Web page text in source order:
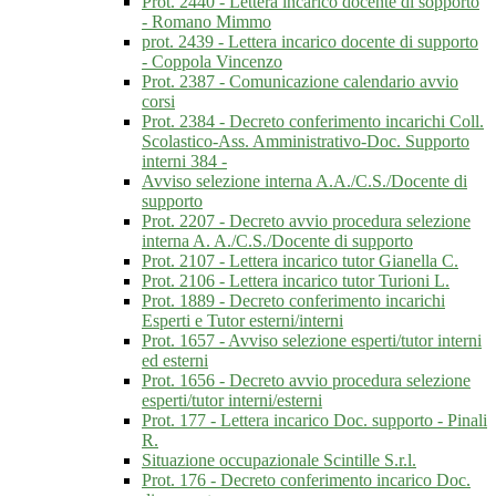
- Romano Mimmo
prot. 2439 - Lettera incarico docente di supporto
- Coppola Vincenzo
Prot. 2387 - Comunicazione calendario avvio
corsi
Prot. 2384 - Decreto conferimento incarichi Coll.
Scolastico-Ass. Amministrativo-Doc. Supporto
interni 384 -
Avviso selezione interna A.A./C.S./Docente di
supporto
Prot. 2207 - Decreto avvio procedura selezione
interna A. A./C.S./Docente di supporto
Prot. 2107 - Lettera incarico tutor Gianella C.
Prot. 2106 - Lettera incarico tutor Turioni L.
Prot. 1889 - Decreto conferimento incarichi
Esperti e Tutor esterni/interni
Prot. 1657 - Avviso selezione esperti/tutor interni
ed esterni
Prot. 1656 - Decreto avvio procedura selezione
esperti/tutor interni/esterni
Prot. 177 - Lettera incarico Doc. supporto - Pinali
R.
Situazione occupazionale Scintille S.r.l.
Prot. 176 - Decreto conferimento incarico Doc.